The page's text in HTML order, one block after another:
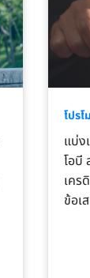
โปร
แบ่ง
โอบี
เคร
ข้อเ